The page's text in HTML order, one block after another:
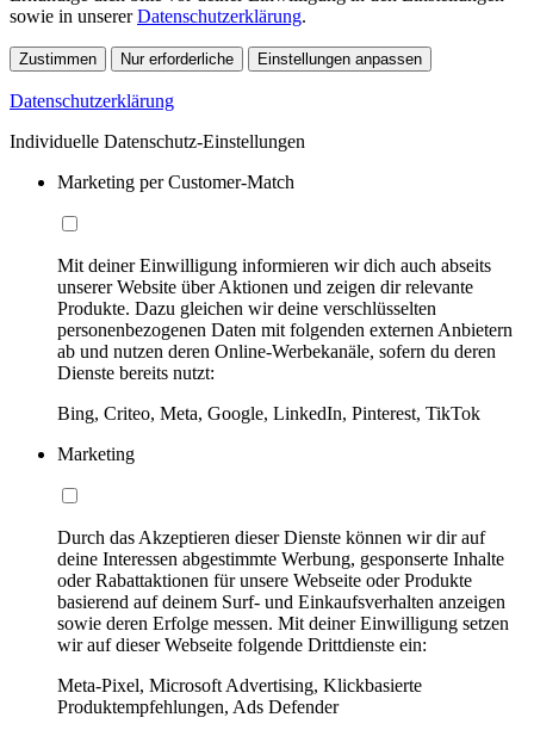
sowie in unsererDatenschutzerklärung.
Zustimmen Nur erforderliche Einstellungen anpassen
Datenschutzerklärung
Individuelle Datenschutz-Einstellungen
Marketing per Customer-Match
Mit deiner Einwilligung informieren wir dich auch abseits
unserer Website über Aktionen und zeigen dir relevante
Produkte. Dazu gleichen wir deine verschlüsselten
personenbezogenen Daten mit folgenden externen Anbietern
ab und nutzen deren Online-Werbekanäle, sofern du deren
Dienste bereits nutzt:
Bing, Criteo, Meta, Google, LinkedIn, Pinterest, TikTok
Marketing
Durch das Akzeptieren dieser Dienste können wir dir auf
deine Interessen abgestimmte Werbung, gesponserte Inhalte
oder Rabattaktionen für unsere Webseite oder Produkte
basierend auf deinem Surf- und Einkaufsverhalten anzeigen
sowie deren Erfolge messen. Mit deiner Einwilligung setzen
wir auf dieser Webseite folgende Drittdienste ein:
Meta-Pixel, Microsoft Advertising, Klickbasierte
Produktempfehlungen, Ads Defender